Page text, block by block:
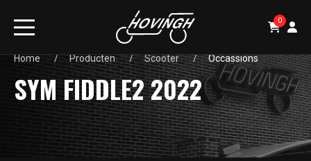
0
Home Producten Scooter Occassions
SYM FIDDLE2 2022